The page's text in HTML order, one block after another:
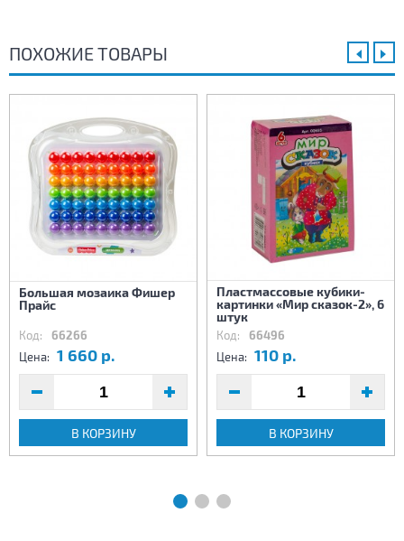
ПОХОЖИЕ ТОВАРЫ
Большая мозаика Фишер
Прайс
Код: 66266
Цена: 1 660 р.
В КОРЗИНУ
Пластмассовые кубики-
картинки «Мир сказок-2», 6
штук
Код: 66496
Цена: 110 р.
В КОРЗИНУ